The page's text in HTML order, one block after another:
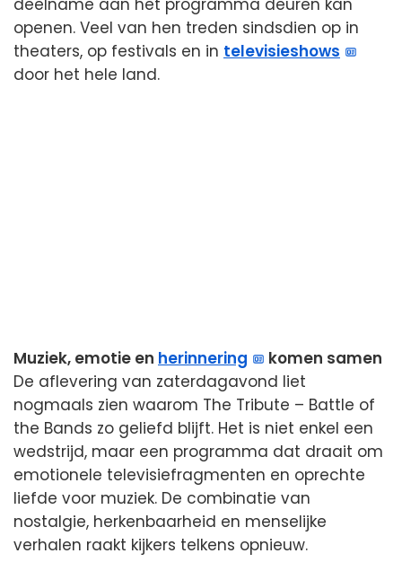
openen. Veel van hen treden sindsdien op in
theaters, op festivals en in televisieshows
door het hele land.
Muziek, emotie en herinnering
komen samen
De aflevering van zaterdagavond liet
nogmaals zien waarom The Tribute – Battle of
the Bands zo geliefd blijft. Het is niet enkel een
wedstrijd, maar een programma dat draait om
emotionele televisiefragmenten en oprechte
liefde voor muziek. De combinatie van
nostalgie, herkenbaarheid en menselijke
verhalen raakt kijkers telkens opnieuw.